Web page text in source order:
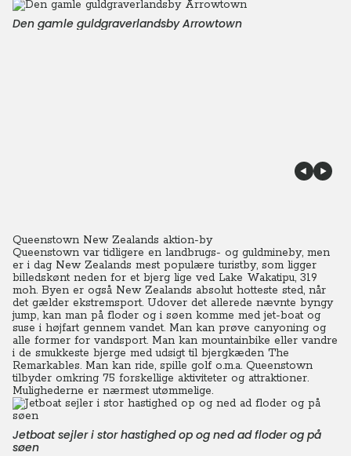
Den gamle guldgraverlandsby Arrowtown
Queenstown New Zealands aktion-by
Queenstown var tidligere en landbrugs- og guldmineby, men
er i dag New Zealands mest populære turistby, som ligger
billedskønt neden for et bjerg lige ved Lake Wakatipu, 319
moh. Byen er også New Zealands absolut hotteste sted, når
det gælder ekstremsport. Udover det allerede nævnte byngy
jump, kan man på floder og i søen komme med jet-boat og
suse i højfart gennem vandet. Man kan prøve canyoning og
alle former for vandsport. Man kan mountainbike eller vandre
i de smukkeste bjerge med udsigt til bjergkæden The
Remarkables. Man kan ride, spille golf o.m.a. Queenstown
tilbyder omkring 75 forskellige aktiviteter og attraktioner.
Mulighederne er nærmest utømmelige.
Jetboat sejler i stor hastighed op og ned ad floder og på
søen